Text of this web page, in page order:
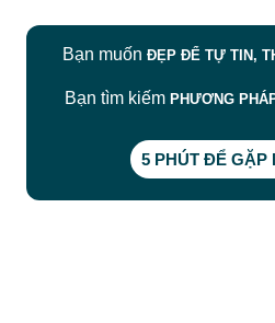
Bạn muốn ĐẸP ĐỂ TỰ TIN,
Bạn tìm kiếm PHƯƠNG
5 PHÚT ĐỂ GẶP